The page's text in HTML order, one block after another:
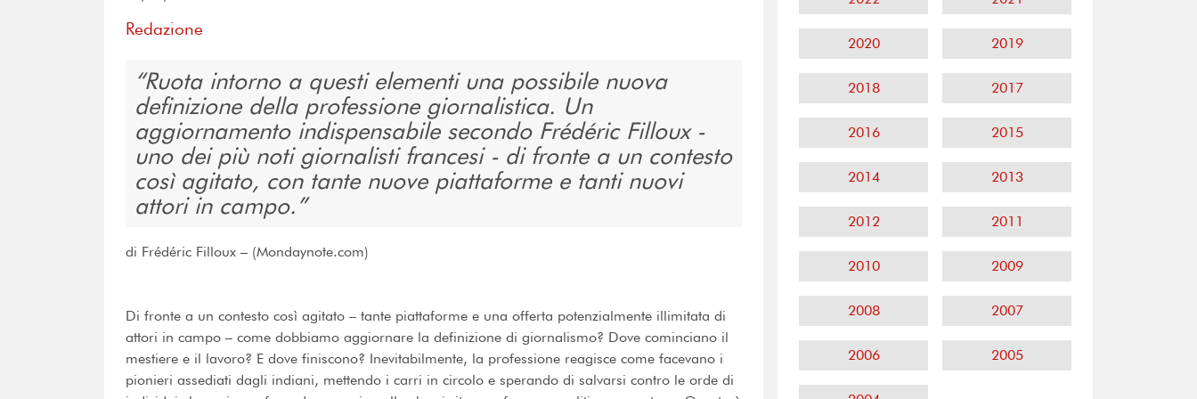
Redazione
Ruota intorno a questi elementi una possibile nuova
definizione della professione giornalistica. Un
aggiornamento indispensabile secondo Frédéric Filloux -
uno dei più noti giornalisti francesi - di fronte a un contesto
così agitato, con tante nuove piattaforme e tanti nuovi
attori in campo.
di Frédéric Filloux – (Mondaynote.com)
Di fronte a un contesto così agitato – tante piattaforme e una offerta potenzialmente illimitata di
attori in campo – come dobbiamo aggiornare la definizione di giornalismo? Dove cominciano il
mestiere e il lavoro? E dove finiscono? Inevitabilmente, la professione reagisce come facevano i
pionieri assediati dagli indiani, mettendo i carri in circolo e sperando di salvarsi contro le orde di
2020 2019
2018 2017
2016 2015
2014 2013
2012 2011
2010 2009
2008 2007
2006 2005